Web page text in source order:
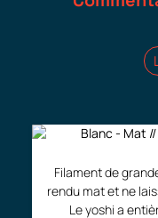
Filament de grande qualité, tres
rendu mat et ne
Le yoshi a